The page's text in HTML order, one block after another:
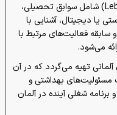
رزومه آلمانی استاندارد (Lebenslauf) شامل سوابق تحصیلی،
یا دیجیتال، آشنایی با
فعالیت‌های مرتبط با
می‌شود.
آلمانی تهیه می‌گردد که در آن
مسئولیت‌های بهداشتی و
برنامه شغلی آینده در آلمان